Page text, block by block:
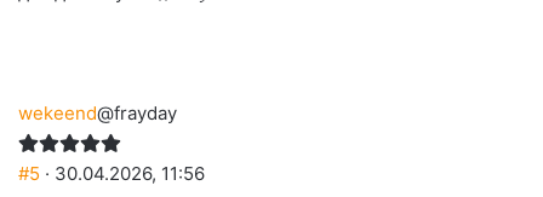
wekeend@frayday
#5 · 30.04.2026, 11:56